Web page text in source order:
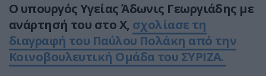
Ο υπουργός Υγείας Άδωνις Γεωργιάδης με
ανάρτησή του στο Χ, σχολίασε τη
διαγραφή του Παύλου Πολάκη από την
Κοινοβουλευτική Ομάδα του ΣΥΡΙΖΑ.